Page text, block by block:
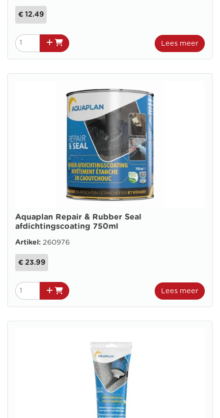
€ 12.49
Lees meer
Aquaplan Repair & Rubber Seal
afdichtingscoating 750ml
Artikel: 260976
€ 23.99
Lees meer